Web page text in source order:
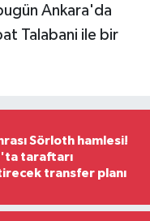
Ankara'da
Talabani ile bir
Sörloth hamlesi!
taraftarı
transfer planı